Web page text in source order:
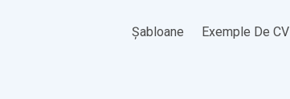
Șabloane Exemple De CV